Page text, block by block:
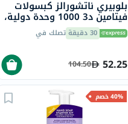
بلوبيري ناتشورالز كبسولات
فيتامين د3 1000 وحدة دولية،
100 قطعة 30 دقيقة تصلك في
52.25
104.50
40% خصم